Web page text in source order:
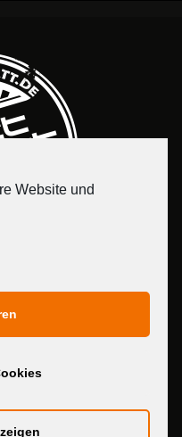
Website und